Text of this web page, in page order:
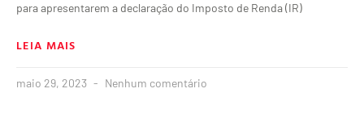
para apresentarem a declaração do Imposto de Renda (IR)
LEIA MAIS
maio 29, 2023 Nenhum comentário